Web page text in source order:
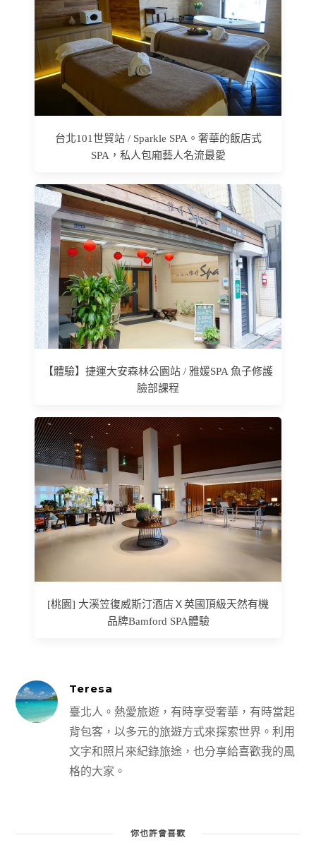
台北101世貿站 / Sparkle SPA。奢華的飯店式
SPA，私人包廂藝人名流最愛
【體驗】捷運大安森林公園站 / 雅媛SPA 魚子修護
臉部課程
[桃園] 大溪笠復威斯汀酒店Ｘ英國頂級天然有機
品牌Bamford SPA體驗
Teresa
臺北人。熱愛旅遊，有時享受奢華，有時當起
背包客，以多元的旅遊方式來探索世界。利用
文字和照片來紀錄旅途，也分享給喜歡我的風
格的大家。
你也許會喜歡